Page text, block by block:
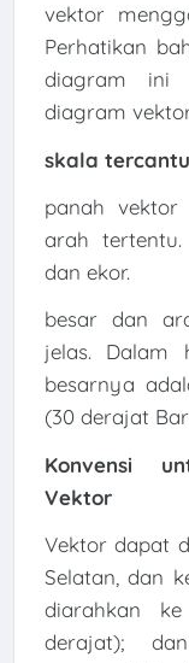
vektor
Perhatikan
diagram ini
diagram
skala
panah
arah
dan ekor.
besar dan
jelas. Dalam
besarnya
(30 derajat
Konvensi
Vektor
Vektor dapat
Selatan, dan
diarahkan
derajat);